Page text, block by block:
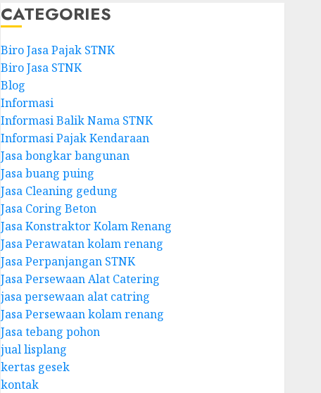
CATEGORIES
Biro Jasa Pajak STNK
Biro Jasa STNK
Blog
Informasi
Informasi Balik Nama STNK
Informasi Pajak Kendaraan
Jasa bongkar bangunan
Jasa buang puing
Jasa Cleaning gedung
Jasa Coring Beton
Jasa Konstraktor Kolam Renang
Jasa Perawatan kolam renang
Jasa Perpanjangan STNK
Jasa Persewaan Alat Catering
jasa persewaan alat catring
Jasa Persewaan kolam renang
Jasa tebang pohon
jual lisplang
kertas gesek
kontak